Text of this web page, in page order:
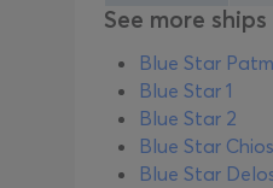
See more
Blue Star
Blue Star 1
Blue Star 2
Blue Star Chios
Blue Star